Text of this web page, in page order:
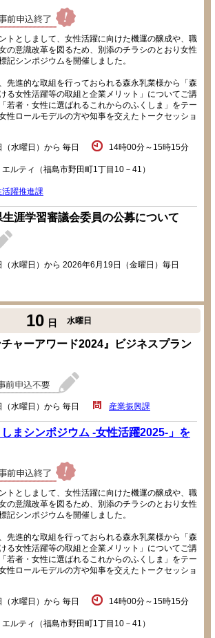
トとしまして、女性活躍に向けた機運の醸成や、職
の意識改革を図るため、別添のチラシのとおり女性
記シンポジウムを開催しました。
先進的な取組を行っておられる森永乳業様から「森
る女性活躍等の取組と企業メリット」についてご講
若者・女性に選ばれるこれからのふくしま」をテー
性ロールモデルの方や知事を交えたトークセッショ
水曜日）から 毎日 14時00分～15時15分
ルティ（福島市野田町1丁目10－41）
躍推進課
涯学習審議会委員の公募について
水曜日）から 2026年6月19日（金曜日）毎日
10 日 水曜日
チャーアワード2024』ビジネスプラン
水曜日）から 毎日 産業振興課
しまシンポジウム -女性活躍2025-」を
トとしまして、女性活躍に向けた機運の醸成や、職
の意識改革を図るため、別添のチラシのとおり女性
記シンポジウムを開催しました。
先進的な取組を行っておられる森永乳業様から「森
る女性活躍等の取組と企業メリット」についてご講
若者・女性に選ばれるこれからのふくしま」をテー
性ロールモデルの方や知事を交えたトークセッショ
水曜日）から 毎日 14時00分～15時15分
ルティ（福島市野田町1丁目10－41）